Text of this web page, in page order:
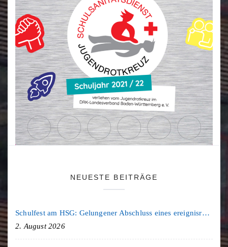
NEUESTE BEITRÄGE
Schulfest am HSG: Gelungener Abschluss eines ereignisreichen Schuljahres
2. August 2026